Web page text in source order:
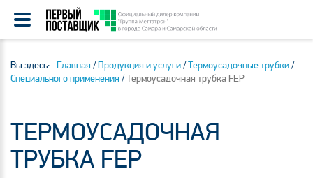
Вы здесь: Главная /Продукция и услуги/Термоусадочные трубки/
Специального применения /Термоусадочная трубка FEP
ТЕРМОУСАДОЧНАЯ
ТРУБКА FEP